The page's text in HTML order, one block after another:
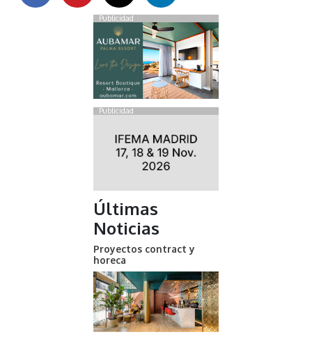
Publicidad
Publicidad
Últimas
Noticias
Proyectos contract y
horeca